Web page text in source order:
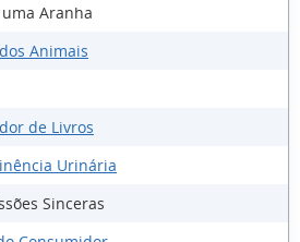
Aranha
Animais
de Livros
Urinária
Sinceras